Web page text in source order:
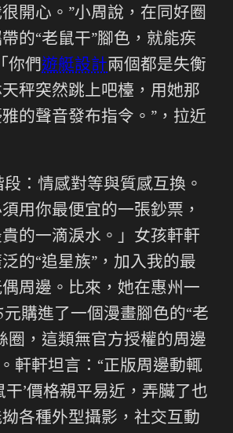
開心。”小周說，在同好圈
的“老鼠干”腳色，就能疾
你們遊艇設計兩個都是失衡
秤突然跳上吧檯，用她那
的聲音發布指令。”，拉近
：情感對等與質感互換。
用你最便宜的一張鈔票，
的一滴淚水。」女孩軒軒
的“追星族”，加入我的最
周邊。比來，她在惠州一
購進了一個漫畫腳色的“老
圈，這類無官方授權的周邊
軒軒坦言：“正版周邊動輒
干’價格親平易近，弄臟了也
各種外型攝影，社交互動